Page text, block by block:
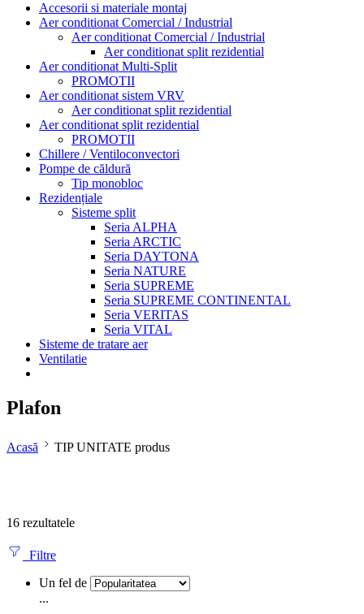
Accesorii si materiale montaj
Aer conditionat Comercial / Industrial
Aer conditionat Comercial / Industrial
Aer conditionat split rezidential
Aer conditionat Multi-Split
PROMOTII
Aer conditionat sistem VRV
Aer conditionat split rezidential
Aer conditionat split rezidential
PROMOTII
Chillere / Ventiloconvectori
Pompe de căldură
Tip monobloc
Rezidențiale
Sisteme split
Seria ALPHA
Seria ARCTIC
Seria DAYTONA
Seria NATURE
Seria SUPREME
Seria SUPREME CONTINENTAL
Seria VERITAS
Seria VITAL
Sisteme de tratare aer
Ventilatie
Plafon
Acasă TIP UNITATE produs
16 rezultatele
Filtre
Un fel de
...